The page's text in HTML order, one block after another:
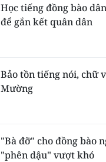
Học tiếng đồng bào
để gắn kết quân dân
Bảo tồn tiếng nói, chữ
Mường
"Bà đỡ" cho đồng bào
"phên dậu" vượt khó